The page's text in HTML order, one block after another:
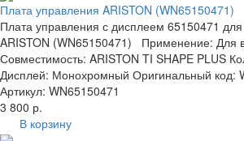
Плата управления ARISTON (WN65150471)
Плата управления с дисплеем 65150471 для
ARISTON (WN65150471) Применение: Для
Совместимость: ARISTON TI SHAPE PLUS
Дисплей: Монохромный Оригинальный код:
Артикул: WN65150471
3 800 р.
В корзину